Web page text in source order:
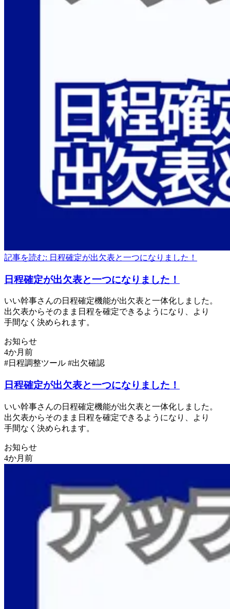
記事を読む: 日程確定が出欠表と一つになりました！
日程確定が出欠表と一つになりました！
いい幹事さんの日程確定機能が出欠表と一体化しました。
出欠表からそのまま 日程を確定できるようになり、
より
手間なく 決められます。
お知らせ
#日程調整ツール #出欠確認
日程確定が出欠表と一つになりました！
いい幹事さんの日程確定機能が出欠表と一体化しました。
出欠表からそのまま 日程を確定できるようになり、
より
手間なく 決められます。
お知らせ